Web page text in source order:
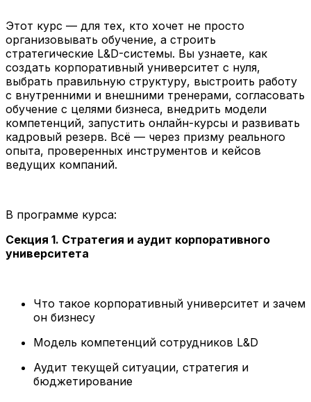
Этот курс — для тех, кто хочет не просто
организовывать обучение, а строить
стратегические L&D-системы. Вы узнаете, как
создать корпоративный университет с нуля,
выбрать правильную структуру, выстроить работу
с внутренними и внешними тренерами, согласовать
обучение с целями бизнеса, внедрить модели
компетенций, запустить онлайн-курсы и развивать
кадровый резерв. Всё — через призму реального
опыта, проверенных инструментов и кейсов
ведущих компаний.
В программе курса:
Секция 1. Стратегия и аудит корпоративного
университета
Что такое корпоративный университет и зачем
он бизнесу
Модель компетенций сотрудников L&D
Аудит текущей ситуации, стратегия и
бюджетирование